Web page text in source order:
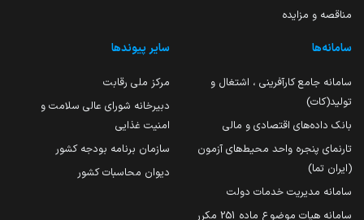
مناقصه و مزایده
سامانه‌ها
سامانه جامع کارآفرینی ، اشتغال و
تولید(کات)
بانک داده‌های اقتصادی و مالی
تارنمای پنجره واحد محیط‌های آزمون
(ایران تما)
سامانه مدیریت خدمات دولت
سامانه هیات موضوع ماده 251 مکرر
سایر پیوندها
مرکز ملی رقابت
دبیرخانه شورای عالی سلامت و
امنیت غذایی
سازمان برنامه بودجه کشور
دیوان محاسبات کشور